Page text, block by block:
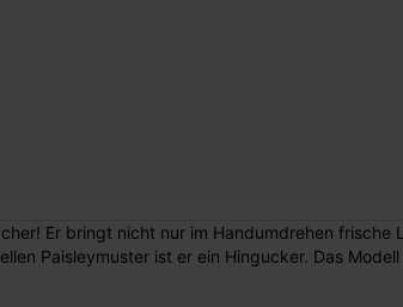
Paisleymuster ist er ein Hingucker. Das